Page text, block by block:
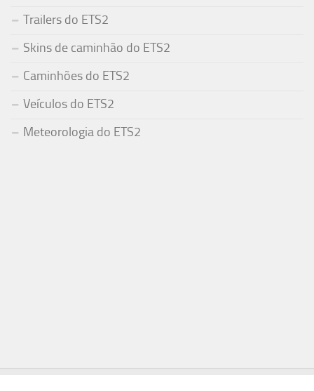
Trailers do ETS2
Skins de caminhão do ETS2
Caminhões do ETS2
Veículos do ETS2
Meteorologia do ETS2